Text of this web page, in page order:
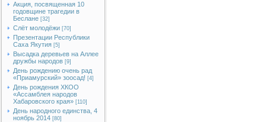
Акция, посвященная 10
годовщине трагедии в
Беслане [32]
Слёт молодёжи [70]
Презентации Республики
Саха Якутия [5]
Высадка деревьев на Аллее
дружбы народов [9]
День рождению очень рад
«Приамурский» зоосад! [4]
День рождения ХКОО
«Ассамблея народов
Хабаровского края» [110]
День народного единства, 4
ноябрь 2014 [80]